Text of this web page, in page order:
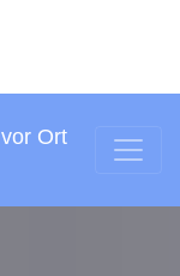
vor Ort